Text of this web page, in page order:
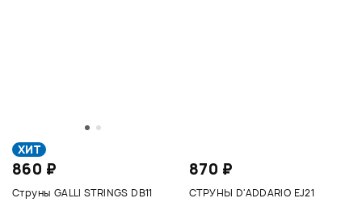
ХИТ
860 ₽
Струны GALLI STRINGS DB11
870 ₽
СТРУНЫ D'ADDARIO EJ21